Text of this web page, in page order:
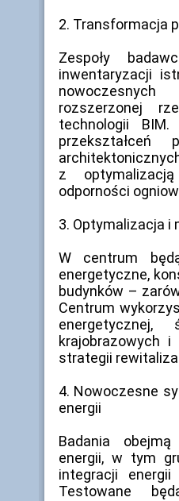
2. Transformacja
Zespoły
inwentaryzacji
rozszerzonej
technologii
z
odporności
3. Optymalizacja
W centrum
energetyczne,
budynków –
Centrum
krajobrazowych
strategii
4. Nowoczesne
energii
Badania
energii, w tym
integracji
Testowane